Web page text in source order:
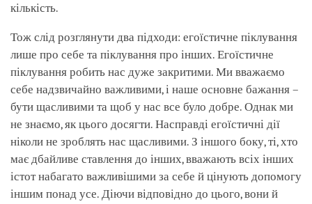
кількість.
Тож слід розглянути два підходи: егоїстичне піклування
лише про себе та піклування про інших. Егоїстичне
піклування робить нас дуже закритими. Ми вважаємо
себе надзвичайно важливими, і наше основне бажання –
бути щасливими та щоб у нас все було добре. Однак ми
не знаємо, як цього досягти. Насправді егоїстичні дії
ніколи не зроблять нас щасливими. З іншого боку, ті, хто
має дбайливе ставлення до інших, вважають всіх інших
істот набагато важливішими за себе й цінують допомогу
іншим понад усе. Діючи відповідно до цього, вони й